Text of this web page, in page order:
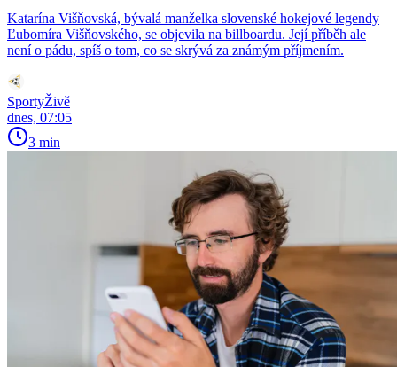
Katarína Višňovská, bývalá manželka slovenské hokejové legendy
Ľubomíra Višňovského, se objevila na billboardu. Její příběh ale
není o pádu, spíš o tom, co se skrývá za známým příjmením.
SportyŽivě
dnes, 07:05
3 min